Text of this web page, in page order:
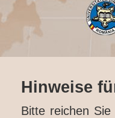
Hinweise
Bitte reichen